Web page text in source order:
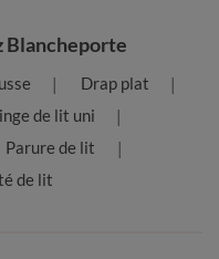
Blancheporte
Drap plat
de lit uni
Parure de lit
de lit